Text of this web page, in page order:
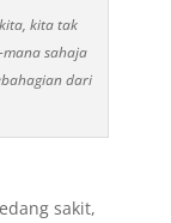
kita tak
sahaja
dari
sakit,